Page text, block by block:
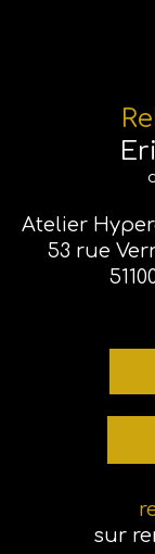
Atelier
53 rue
sur